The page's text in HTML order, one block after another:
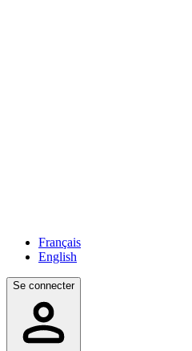
Français
English
Se connecter